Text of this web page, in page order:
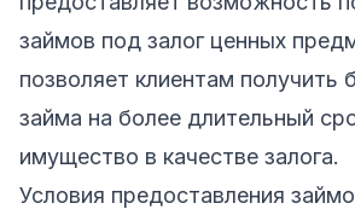
займов под залог ценных
позволяет клиентам
займа на более длительный
имущество в качестве залога.
Условия предоставления